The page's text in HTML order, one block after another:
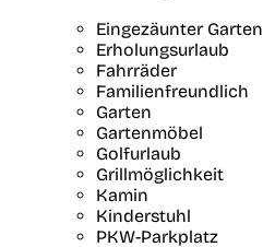
Eingezäunter Garten
Erholungsurlaub
Fahrräder
Familienfreundlich
Garten
Gartenmöbel
Golfurlaub
Grillmöglichkeit
Kamin
Kinderstuhl
PKW-Parkplatz